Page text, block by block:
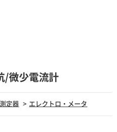
/微少電流計
定器 エレクトロ・メータ